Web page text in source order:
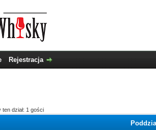
Rejestracja
dział: 1 gości